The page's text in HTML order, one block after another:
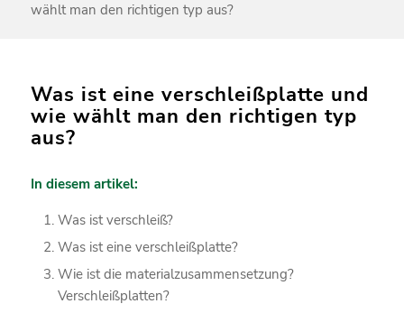
wählt man den richtigen typ aus?
Was ist eine verschleißplatte und
wie wählt man den richtigen typ
aus?
In diesem artikel:
Was ist verschleiß?
Was ist eine verschleißplatte?
Wie ist die materialzusammensetzung?
Verschleißplatten?